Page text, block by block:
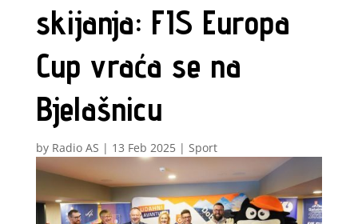
skijanja: FIS Europa
Cup vraća se na
Bjelašnicu
by Radio AS | 13 Feb 2025| Sport